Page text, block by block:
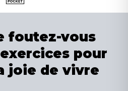
foutez-vous
pour
joie de vivre